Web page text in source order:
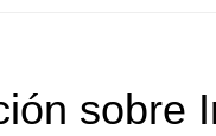
sobre